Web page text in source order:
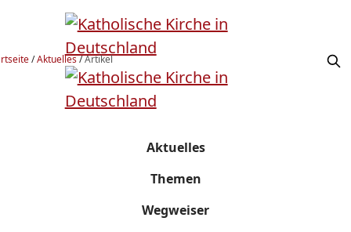
/Aktuelles/Artikel
Aktuelles
Themen
Wegweiser